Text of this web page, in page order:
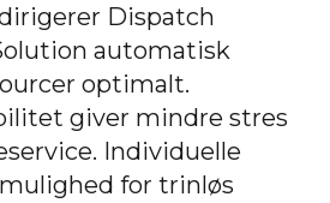
Dispatch
automatisk
optimalt.
giver mindre stres
Individuelle
for trinløs